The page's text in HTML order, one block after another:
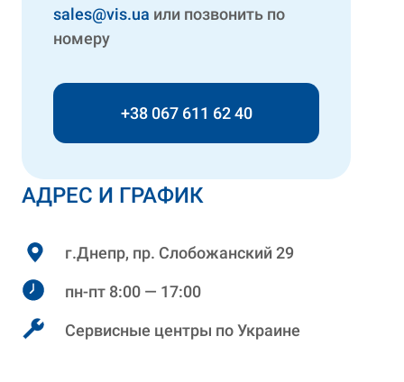
АДРЕС И ГРАФИК
г.Днепр, пр. Слобожанский 29
пн-пт 8:00 — 17:00
Сервисные центры по Украине
sales@vis.ua или позвонить по
номеру
+38 067 611 62 40